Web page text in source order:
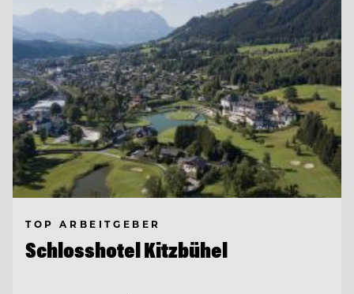
TOP ARBEITGEBER
Schlosshotel Kitzbühel